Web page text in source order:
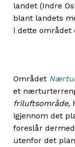
landet (Indre
blant landets
i dette
Området
et
friluftsområde,
igjennom det
foreslår
utenfor det